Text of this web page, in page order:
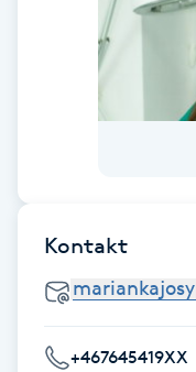
Fransborttagning
Fransförlängning
Kontakt
+467645419XX